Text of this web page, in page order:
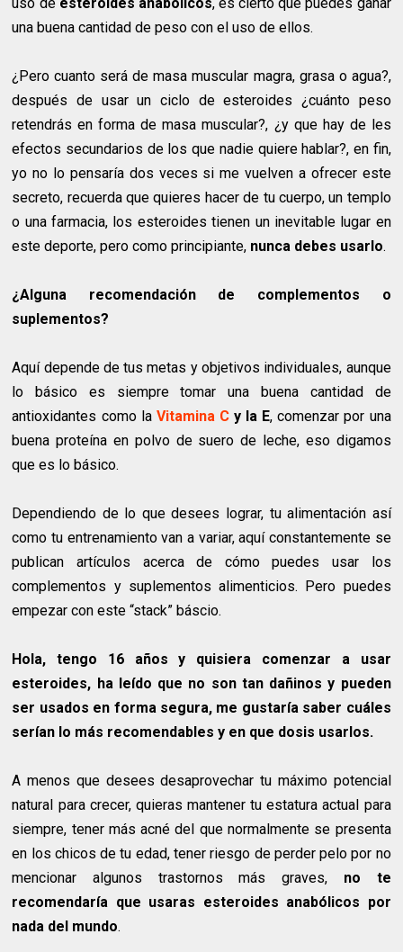
una buena cantidad de peso con el uso de ellos.
¿Pero cuanto será de masa muscular magra, grasa o agua?,
después de usar un ciclo de esteroides ¿cuánto peso
retendrás en forma de masa muscular?, ¿y que hay de les
efectos secundarios de los que nadie quiere hablar?, en fin,
yo no lo pensaría dos veces si me vuelven a ofrecer este
secreto, recuerda que quieres hacer de tu cuerpo, un templo
o una farmacia, los esteroides tienen un inevitable lugar en
este deporte, pero como principiante, nunca debes usarlo.
¿Alguna recomendación de complementos o
suplementos?
Aquí depende de tus metas y objetivos individuales, aunque
lo básico es siempre tomar una buena cantidad de
antioxidantes como la Vitamina Cy la E, comenzar por una
buena proteína en polvo de suero de leche, eso digamos
que es lo básico.
Dependiendo de lo que desees lograr, tu alimentación así
como tu entrenamiento van a variar, aquí constantemente se
publican artículos acerca de cómo puedes usar los
complementos y suplementos alimenticios. Pero puedes
empezar con este “stack” báscio.
Hola, tengo 16 años y quisiera comenzar a usar
esteroides, ha leído que no son tan dañinos y pueden
ser usados en forma segura, me gustaría saber cuáles
serían lo más recomendables y en que dosis usarlos.
A menos que desees desaprovechar tu máximo potencial
natural para crecer, quieras mantener tu estatura actual para
siempre, tener más acné del que normalmente se presenta
en los chicos de tu edad, tener riesgo de perder pelo por no
mencionar algunos trastornos más graves, no te
recomendaría que usaras esteroides anabólicos por
nada del mundo.